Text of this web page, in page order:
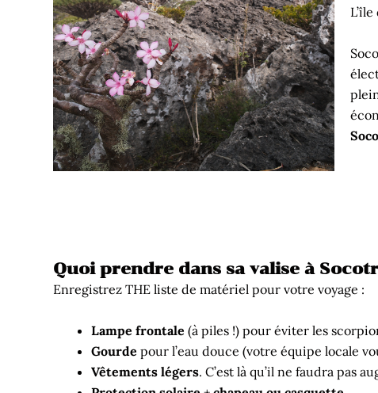
Quoi prendre dans sa valise à
Enregistrez THE liste de matériel pour votre voyage :
Lampe frontale (à piles !) pour éviter les
Gourde pour l’eau douce (votre équipe locale
Vêtements légers. C’est là qu’il ne faudra pas